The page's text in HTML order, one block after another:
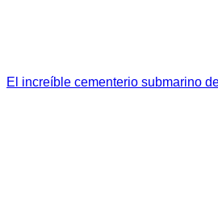
El increíble cementerio submarino